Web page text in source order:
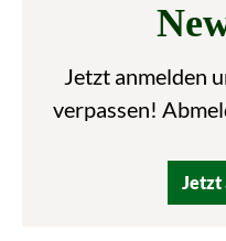
Jetzt anmelden
verpassen!
Jetzt